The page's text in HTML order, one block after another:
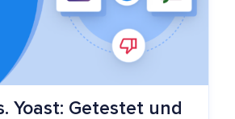
Yoast: Getestet und